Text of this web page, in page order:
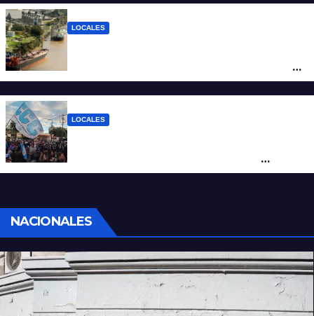
LOCALES
posicionar los puertos del sur de Santa Fe
como salida para las exportaciones
LOCALES
sociales y sindicales
NACIONALES